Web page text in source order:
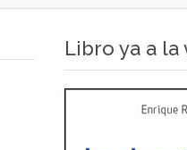
Libro ya a la